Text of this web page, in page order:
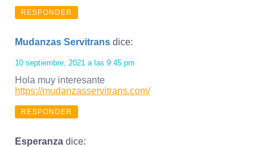
RESPONDER
Mudanzas Servitrans dice:
10 septiembre, 2021 a las 9:45 pm
Hola muy interesante
https://mudanzasservitrans.com/
RESPONDER
Esperanza dice: